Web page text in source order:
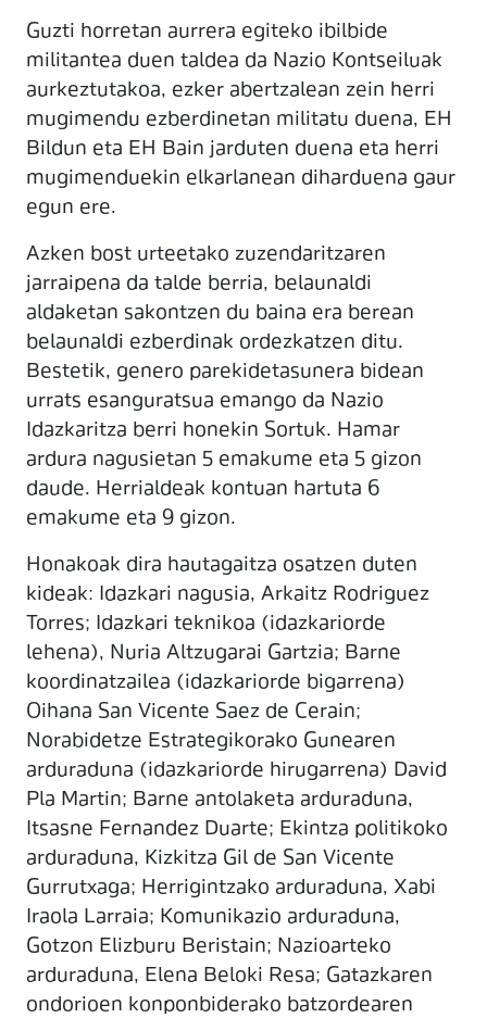
Guzti horretan aurrera egiteko ibilbide
militantea duen taldea da Nazio Kontseiluak
aurkeztutakoa, ezker abertzalean zein herri
mugimendu ezberdinetan militatu duena, EH
Bildun eta EH Bain jarduten duena eta herri
mugimenduekin elkarlanean diharduena gaur
egun ere.
Azken bost urteetako zuzendaritzaren
jarraipena da talde berria, belaunaldi
aldaketan sakontzen du baina era berean
belaunaldi ezberdinak ordezkatzen ditu.
Bestetik, genero parekidetasunera bidean
urrats esanguratsua emango da Nazio
Idazkaritza berri honekin Sortuk. Hamar
ardura nagusietan 5 emakume eta 5 gizon
daude. Herrialdeak kontuan hartuta 6
emakume eta 9 gizon.
Honakoak dira hautagaitza osatzen duten
kideak: Idazkari nagusia, Arkaitz Rodriguez
Torres; Idazkari teknikoa (idazkariorde
lehena), Nuria Altzugarai Gartzia; Barne
koordinatzailea (idazkariorde bigarrena)
Oihana San Vicente Saez de Cerain;
Norabidetze Estrategikorako Gunearen
arduraduna (idazkariorde hirugarrena) David
Pla Martin; Barne antolaketa arduraduna,
Itsasne Fernandez Duarte; Ekintza politikoko
arduraduna, Kizkitza Gil de San Vicente
Gurrutxaga; Herrigintzako arduraduna, Xabi
Iraola Larraia; Komunikazio arduraduna,
Gotzon Elizburu Beristain; Nazioarteko
arduraduna, Elena Beloki Resa; Gatazkaren
ondorioen konponbiderako batzordearen